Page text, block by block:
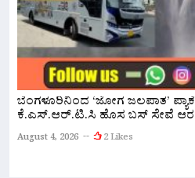
ಬೆಂಗಳೂರಿನಿಂದ ‘ಜೋಗ ಜಲಪಾತ’
ಕೆ.ಎಸ್.ಆರ್.ಟಿ.ಸಿ ಹೊಸ ಬಸ್ ಸೇವೆ
August 4, 2026 2 Likes